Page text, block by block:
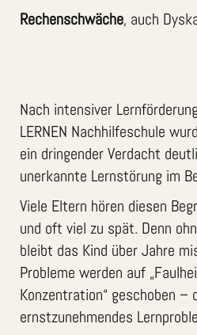
Rechenschwäche, auch
Nach intensiver
LERNEN Nachhilfeschule
ein dringender Verdacht
unerkannte Lernstörung im
Viele Eltern hören diesen
und oft viel zu spät. Denn
bleibt das Kind über Jahre
Probleme werden auf
Konzentration“ geschoben –
ernstzunehmendes